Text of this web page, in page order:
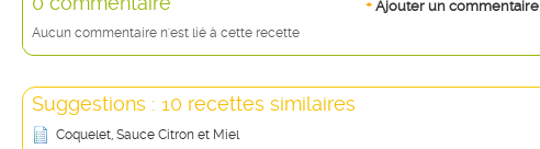
+ Ajouter un commentaire
Aucun commentaire n'est lié à cette recette
Suggestions : 10 recettes similaires
Coquelet, Sauce Citron et Miel